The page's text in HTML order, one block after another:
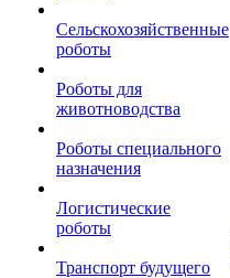
Сельскохозяйственные
роботы
Роботы для
животноводства
Роботы специального
назначения
Логистические
роботы
Транспорт будущего